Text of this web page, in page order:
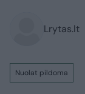
Lrytas.lt
Nuolat pildoma